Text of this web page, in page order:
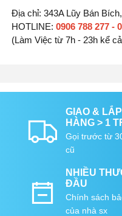
Địa chỉ: 343A Lũy Bán
HOTLINE: 0906 788 277 -
(Làm Việc từ 7h - 23h kể
GIAO &
HÀNG > 1
Gọi trước từ
cũ
NHIỀU
ĐẦU
Chính sách
của nhà sx